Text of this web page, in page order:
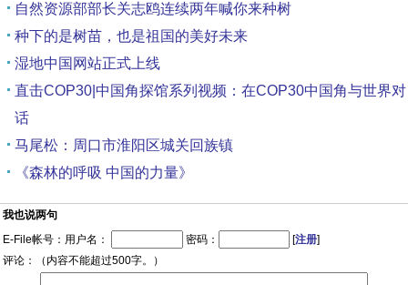
自然资源部部长关志鸥连续两年喊你来种树
种下的是树苗，也是祖国的美好未来
湿地中国网站正式上线
直击COP30|中国角探馆系列视频：在COP30中国角与世界对
话
马尾松：周口市淮阳区城关回族镇
《森林的呼吸 中国的力量》
我也说两句
E-File帐号：用户名：
密码： [注册]
评论：（内容不能超过500字。）